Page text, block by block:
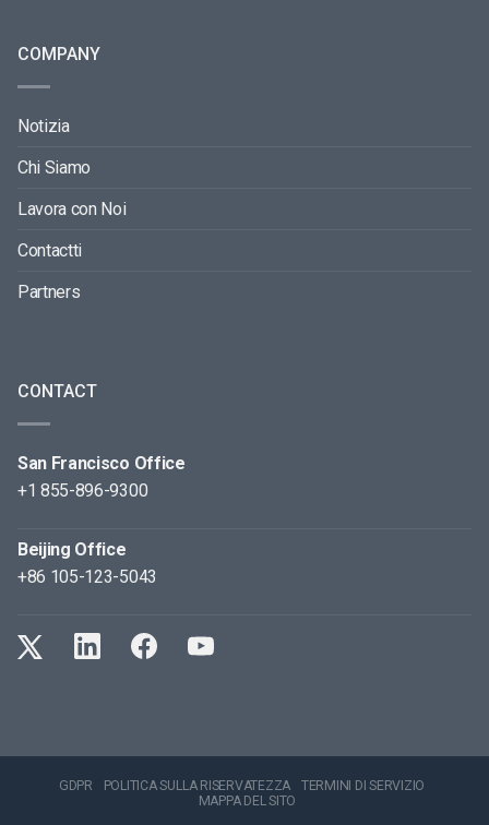
COMPANY
Notizia
Chi Siamo
Lavora con Noi
Contactti
Partners
CONTACT
San Francisco Office
+1 855-896-9300
Beijing Office
+86 105-123-5043
GDPR POLITICA SULLA RISERVATEZZA
TERMINI DI SERVIZIO
MAPPA DEL SITO